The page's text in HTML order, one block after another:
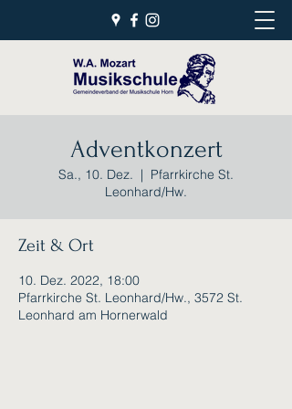
Adventkonzert
Sa., 10. Dez.
  |
Pfarrkirche St.
Leonhard/Hw.
Zeit & Ort
10. Dez. 2022, 18:00
Pfarrkirche St. Leonhard/Hw., 3572 St.
Leonhard am Hornerwald